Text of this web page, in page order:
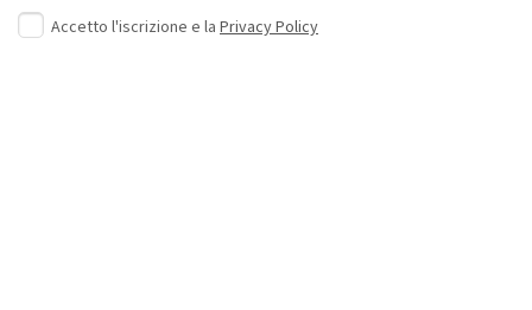
Accetto l'iscrizione e la Privacy Policy